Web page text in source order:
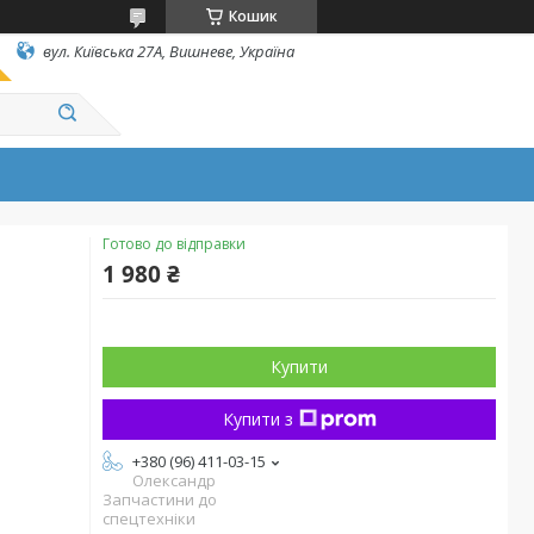
Кошик
вул. Київська 27А, Вишневе, Україна
Готово до відправки
1 980 ₴
Купити
Купити з
+380 (96) 411-03-15
Олександр
Запчастини до
спецтехніки